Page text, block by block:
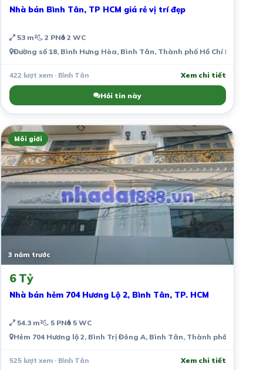
Nhà bán Bình Tân, TP HCM giá rẻ vị trí đẹp
53 m² 2 PN 2 WC
Đường số 18, Bình Hưng Hòa, Bình Tân, Thành phố Hồ Chí Minh,
422 lượt xem · Bình Tân Xem chi tiết
Hỏi tin này
Môi giới
3 năm trước
6 Tỷ
Nhà bán hẻm 704 Hương Lộ 2, Bình Tân, TP. HCM
54.3 m² 5 PN 5 WC
Hẻm 704 Hương lộ 2, Bình Trị Đông A, Bình Tân, Thành phố Hồ Chí
525 lượt xem · Bình Tân Xem chi tiết